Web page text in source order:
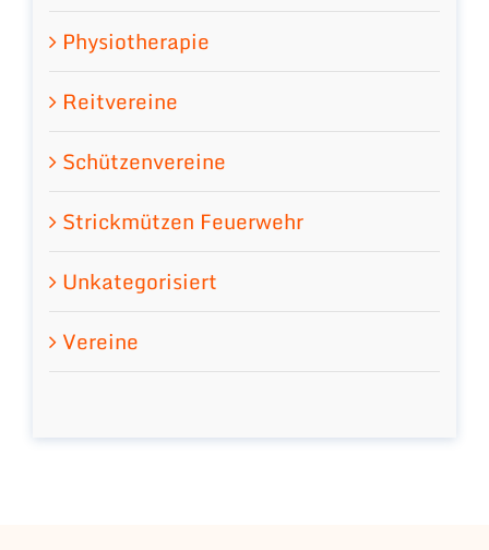
Physiotherapie
Reitvereine
Schützenvereine
Strickmützen Feuerwehr
Unkategorisiert
Vereine